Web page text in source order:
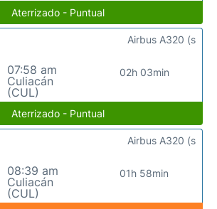
Aterrizado - Puntual
07:58 am
Culiacán
(CUL)
02h 03min
Airbus A320 (s
Aterrizado - Puntual
08:39 am
Culiacán
(CUL)
01h 58min
Airbus A320 (s